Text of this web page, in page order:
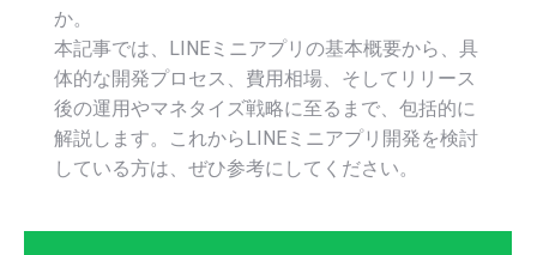
か。
本記事では、LINEミニアプリの基本概要から、具
体的な開発プロセス、費用相場、そしてリリース
後の運用やマネタイズ戦略に至るまで、包括的に
解説します。これからLINEミニアプリ開発を検討
している方は、ぜひ参考にしてください。